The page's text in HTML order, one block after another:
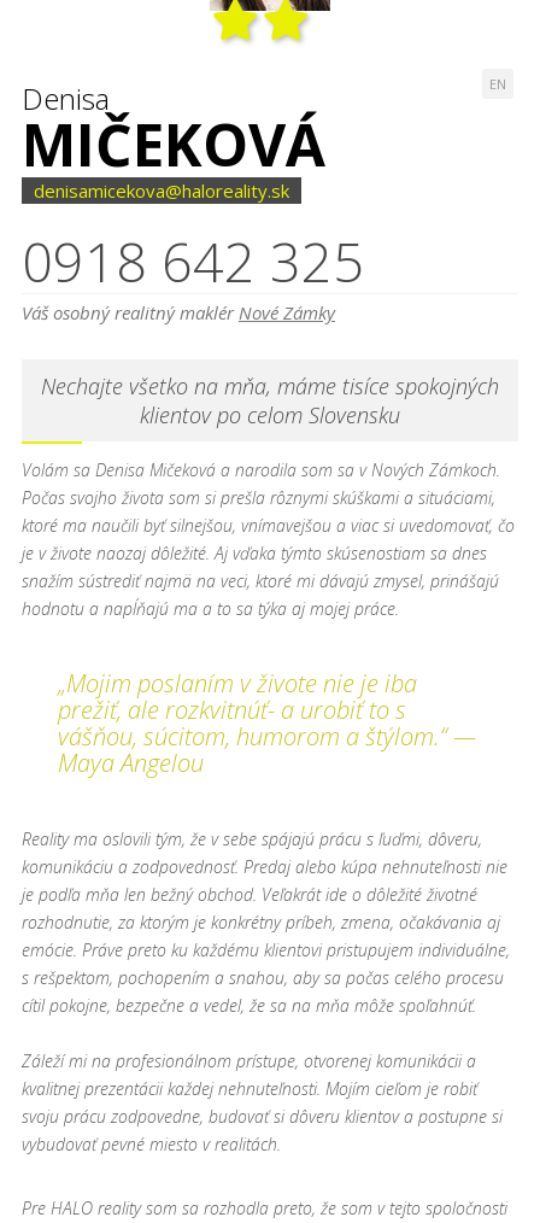
Denisa
MIČEKOVÁ
denisamicekova@haloreality.sk
0918 642 325
Váš osobný realitný maklérNové Zámky
EN
Nechajte všetko na mňa, máme tisíce spokojných
klientov po celom Slovensku
Volám sa Denisa Mičeková a narodila som sa v Nových Zámkoch.
Počas svojho života som si prešla rôznymi skúškami a situáciami,
ktoré ma naučili byť silnejšou, vnímavejšou a viac si uvedomovať, čo
je v živote naozaj dôležité. Aj vďaka týmto skúsenostiam sa dnes
snažím sústrediť najmä na veci, ktoré mi dávajú zmysel, prinášajú
hodnotu a napĺňajú ma a to sa týka aj mojej práce.
„Mojim poslaním v živote nie je iba
prežiť, ale rozkvitnúť- a urobiť to s
vášňou, súcitom, humorom a štýlom.“ —
Maya Angelou
Reality ma oslovili tým, že v sebe spájajú prácu s ľuďmi, dôveru,
komunikáciu a zodpovednosť. Predaj alebo kúpa nehnuteľnosti nie
je podľa mňa len bežný obchod. Veľakrát ide o dôležité životné
rozhodnutie, za ktorým je konkrétny príbeh, zmena, očakávania aj
emócie. Práve preto ku každému klientovi pristupujem individuálne,
s rešpektom, pochopením a snahou, aby sa počas celého procesu
cítil pokojne, bezpečne a vedel, že sa na mňa môže spoľahnúť.
Záleží mi na profesionálnom prístupe, otvorenej komunikácii a
kvalitnej prezentácii každej nehnuteľnosti. Mojím cieľom je robiť
svoju prácu zodpovedne, budovať si dôveru klientov a postupne si
vybudovať pevné miesto v realitách.
Pre HALO reality som sa rozhodla preto, že som v tejto spoločnosti